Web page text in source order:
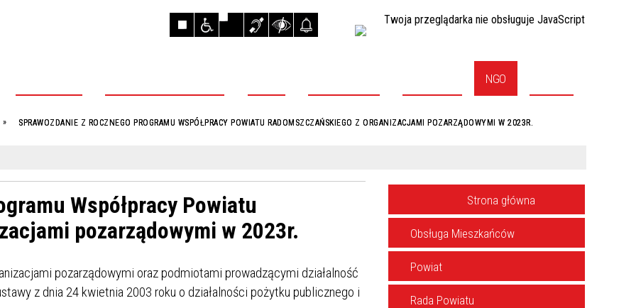
Twoja przeglądarka nie obsługuje JavaScript
NGO
SPRAWOZDANIE Z ROCZNEGO PROGRAMU WSPÓŁPRACY POWIATU RADOMSZCZAŃSKIEGO Z ORGANIZACJAMI POZARZĄDOWYMI W 2023R.
Współpracy Powiatu
pozarządowymi w 2023r.
pozarządowymi oraz podmiotami prowadzącymi działalność
z dnia 24 kwietnia 2003 roku o działalności pożytku publicznego i
Strona główna
Obsługa Mieszkańców
Powiat
Rada Powiatu